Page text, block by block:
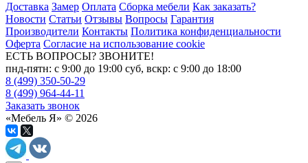
Доставка Замер Оплата Сборка мебели Как заказать?
Новости Статьи Отзывы Вопросы Гарантия
Производители Контакты Политика конфиденциальности
Оферта Согласие на использование cookie
ЕСТЬ ВОПРОСЫ? ЗВОНИТЕ!
пнд-пятн: с 9:00 до 19:00 суб, вскр: с 9:00 до 18:00
8 (499) 350-50-29
8 (499) 964-44-11
Заказать звонок
«Мебель Я» © 2026